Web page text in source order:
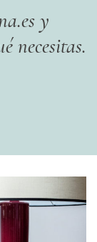
y
necesitas.